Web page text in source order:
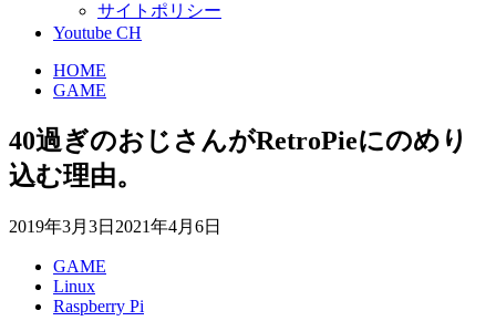
サイトポリシー
Youtube CH
HOME
GAME
40過ぎのおじさんがRetroPieにのめり
込む理由。
2019年3月3日 2021年4月6日
GAME
Linux
Raspberry Pi